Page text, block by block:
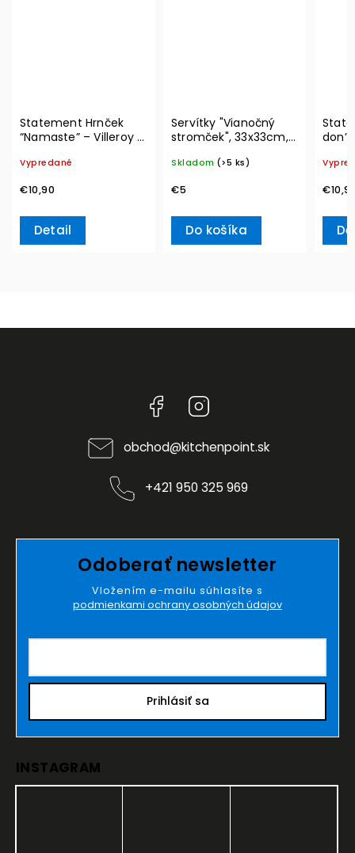
Statement Hrnček
“Namaste” – Villeroy &
Vypredané
€10,90
Detail
Servítky "Vianočný
stromček", 33x33cm,
L– Villeroy & Boch
Skladom (>5 ks)
€5
Do košíka
Facebook
obchod@kitchenpoint.sk
+421 950 325 969
Odoberať newsletter
Vložením e-mailu súhlasíte s
podmienkami ochrany osobných údajov
Prihlásiť sa
INSTAGRAM